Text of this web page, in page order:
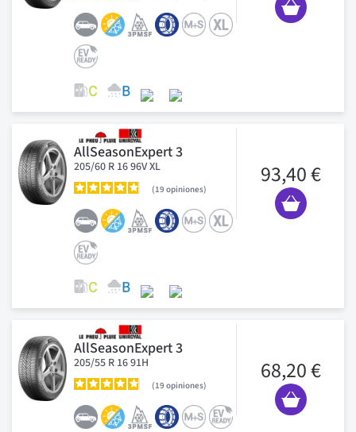
AllSeasonExpert 3
205/60 R 16 96V XL
19 opiniones
93,40 €
AllSeasonExpert 3
205/55 R 16 91H
19 opiniones
68,20 €